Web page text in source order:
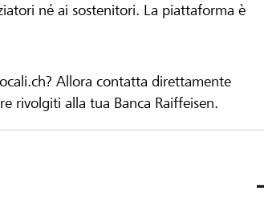
né ai sostenitori. La piattaforma è
Allora contatta direttamente
rivolgiti alla tua Banca Raiffeisen.